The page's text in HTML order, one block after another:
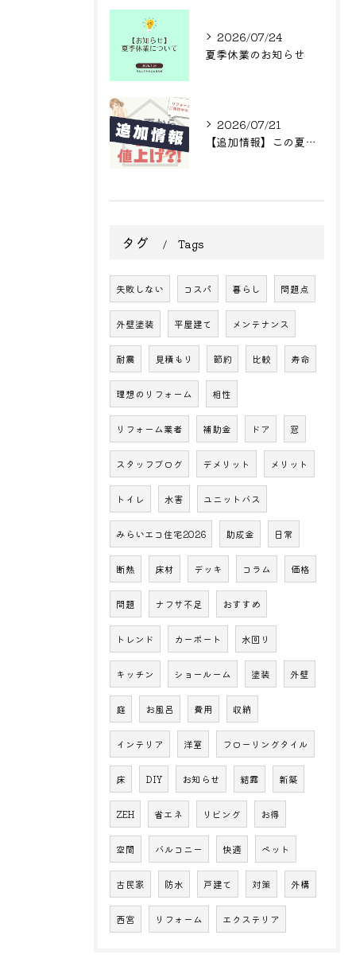
2026/07/24
夏季休業のお知らせ
2026/07/21
【追加情報】この夏からまた値上げ?! リフォームをご検討中の方へ
タグ Tags
失敗しない コスパ 暮らし 問題点
外壁塗装 平屋建て メンテナンス
耐震 見積もり 節約 比較 寿命
理想のリフォーム 相性
リフォーム業者 補助金 ドア 窓
スタッフブログ デメリット メリット
トイレ 水害 ユニットバス
みらいエコ住宅2026 助成金 日常
断熱 床材 デッキ コラム 価格
問題 ナフサ不足 おすすめ
トレンド カーポート 水回り
キッチン ショールーム 塗装 外壁
庭 お風呂 費用 収納
インテリア 洋室 フローリングタイル
床 DIY お知らせ 結露 新築
ZEH 省エネ リビング お得
空間 バルコニー 快適 ペット
古民家 防水 戸建て 対策 外構
西宮 リフォーム エクステリア